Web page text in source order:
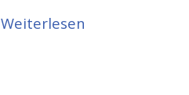
Weiterlesen